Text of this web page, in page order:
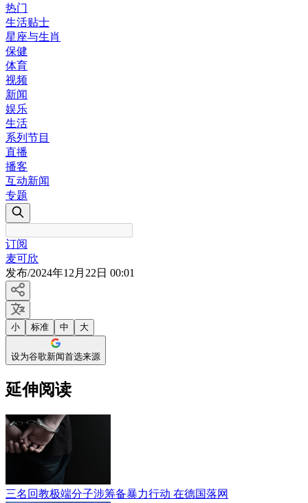
热门
生活贴士
星座与生肖
保健
体育
视频
新闻
娱乐
生活
系列节目
直播
播客
互动新闻
专题
订阅
麦可欣
发布/2024年12月22日 00:01
小 标准 中 大
设为谷歌新闻首选来源
延伸阅读
三名回教极端分子涉筹备暴力行动 在德国落网